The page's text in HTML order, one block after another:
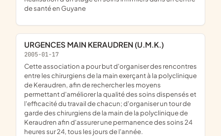
de santé en Guyane
URGENCES MAIN KERAUDREN (U.M.K.)
2005-01-17
cette association a pour but d'organiser des rencontres
entre les chirurgiens de la main exerçant à la polyclinique
de Keraudren, afin de rechercher les moyens
permettant d'améliorer la qualité des soins dispensés et
l'efficacité du travail de chacun; d'organiser un tour de
garde des chirurgiens de la main de la polyclinique de
Keraudren afin d'assurer une permanence des soins 24
heures sur 24, tous les jours de l'année.